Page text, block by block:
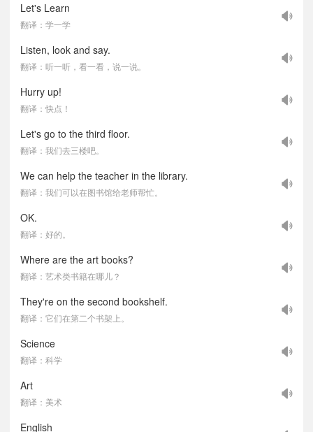
Let's Learn
翻译：学一学
Listen, look and say.
翻译：听一听，看一看，说一说。
Hurry up!
翻译：快点！
Let's go to the third floor.
翻译：我们去三楼吧。
We can help the teacher in the library.
翻译：我们可以在图书馆给老师帮忙。
OK.
翻译：好的。
Where are the art books?
翻译：艺术类书籍在哪儿？
They're on the second bookshelf.
翻译：它们在第二个书架上。
Science
翻译：科学
Art
翻译：美术
English